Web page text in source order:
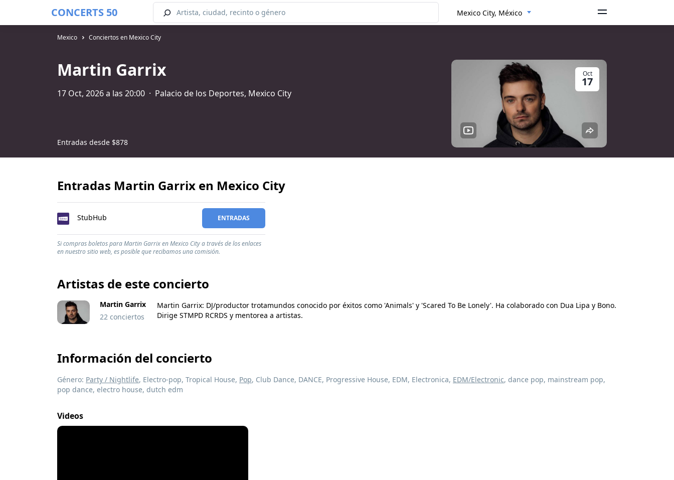
CONCERTS 50 Mexico City, México
Mexico Conciertos en Mexico City
Martin Garrix
17 Oct, 2026 a las 20:00 · Palacio de los Deportes, Mexico City
Entradas desde $878
Oct
17
Entradas Martin Garrix en Mexico City
StubHub ENTRADAS
Si compras boletos para Martin Garrix en Mexico City a través de los enlaces
en nuestro sitio web, es posible que recibamos una comisión.
Artistas de este concierto
Martin Garrix
22 conciertos
Martin Garrix: DJ/productor trotamundos conocido por éxitos como 'Animals' y 'Scared To Be Lonely'. Ha colaborado con Dua Lipa y Bono.
Dirige STMPD RCRDS y mentorea a artistas.
Información del concierto
Género: Party / Nightlife, Electro-pop, Tropical House, Pop, Club Dance, DANCE, Progressive House, EDM, Electronica, EDM/Electronic, dance pop, mainstream pop,
pop dance, electro house, dutch edm
Videos